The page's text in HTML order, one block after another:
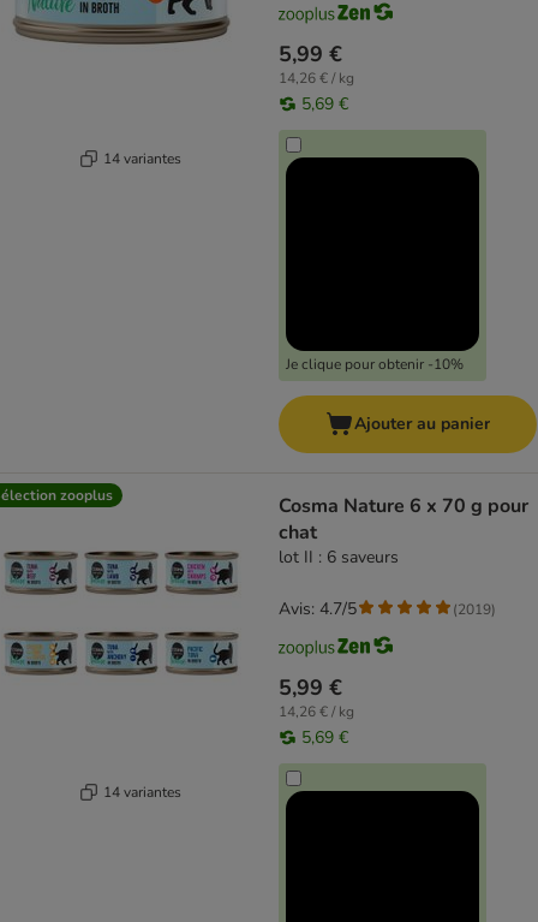
14 variantes
5,99 €
14,26 € / kg
5,69 €
Je clique pour obtenir -10%
Ajouter au panier
zooplus
14 variantes
Cosma Nature 6 x 70 g pour
chat
lot II : 6 saveurs
5,99 €
14,26 € / kg
5,69 €
Avis: 4.7/5 (2019)